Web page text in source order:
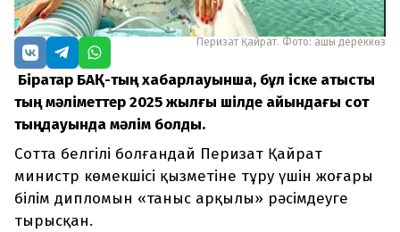
Перизат Қайрат. Фото: ашық дереккөз
Бірқатар БАҚ-тың хабарлауынша, бұл іске қатысты
тың мәліметтер 2025 жылғы шілде айындағы сот
тыңдауында мәлім болды.
Сотта белгілі болғандай Перизат Қайрат
министр көмекшісі қызметіне тұру үшін жоғары
білім дипломын «таныс арқылы» рәсімдеуге
тырысқан.